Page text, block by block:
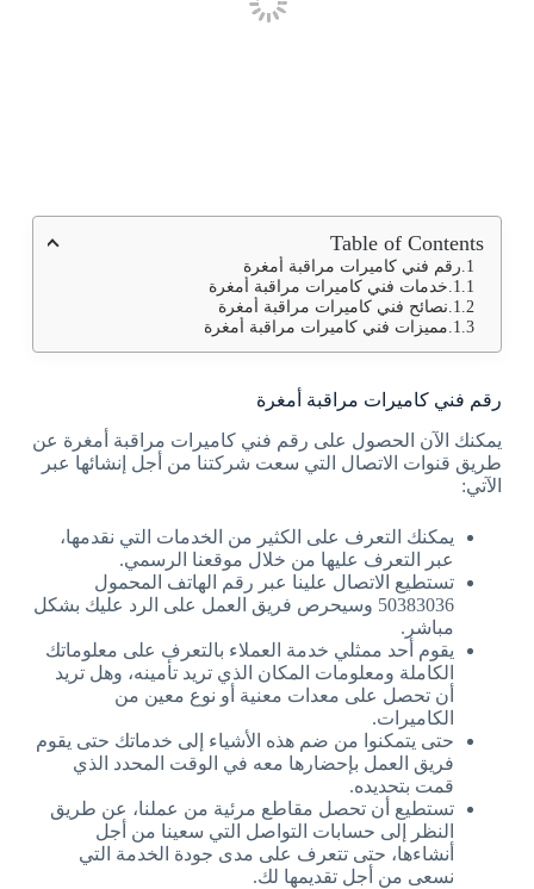
Table of Contents
رقم فني كاميرات مراقبة أمغرة
خدمات فني كاميرات مراقبة أمغرة
نصائح فني كاميرات مراقبة أمغرة
مميزات فني كاميرات مراقبة أمغرة
رقم فني كاميرات مراقبة أمغرة
يمكنك الآن الحصول على رقم فني كاميرات مراقبة أمغرة عن
طريق قنوات الاتصال التي سعت شركتنا من أجل إنشائها عبر
الآتي:
يمكنك التعرف على الكثير من الخدمات التي نقدمها،
عبر التعرف عليها من خلال موقعنا الرسمي.
تستطيع الاتصال علينا عبر رقم الهاتف المحمول
50383036 وسيحرص فريق العمل على الرد عليك بشكل
مباشر.
يقوم أحد ممثلي خدمة العملاء بالتعرف على معلوماتك
الكاملة ومعلومات المكان الذي تريد تأمينه، وهل تريد
أن تحصل على معدات معنية أو نوع معين من
الكاميرات.
حتى يتمكنوا من ضم هذه الأشياء إلى خدماتك حتى يقوم
فريق العمل بإحضارها معه في الوقت المحدد الذي
قمت بتحديده.
تستطيع أن تحصل مقاطع مرئية من عملنا، عن طريق
النظر إلى حسابات التواصل التي سعينا من أجل
أنشاءها، حتى تتعرف على مدى جودة الخدمة التي
نسعى من أجل تقديمها لك.